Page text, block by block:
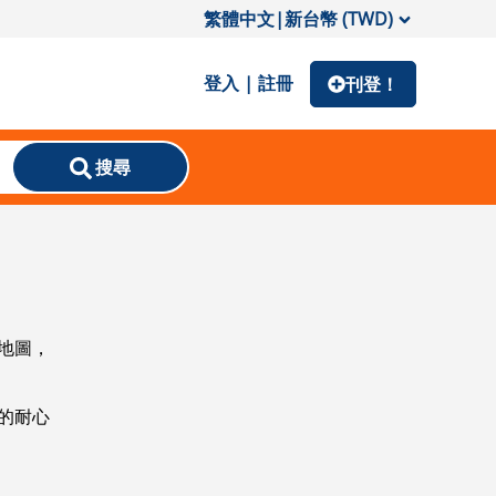
繁體中文|新台幣 (TWD)
登入 | 註冊 刊登！
搜尋
圖，
耐心